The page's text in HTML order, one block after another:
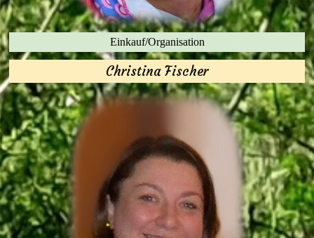
Einkauf/Organisation
Christina Fischer